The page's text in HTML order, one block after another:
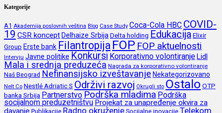
Kategorije
A1 Akademija poslovnih veština Blog Case Study Coca-Cola HBC COVID-
19 CSR konceptDelhaize Srbija Delta holding Edukacija Elixir
Group Erste bank Filantropija FOP FOP aktuelnosti
Intervju Javne politike Konkursi Korporativno volontiranjeLidl
Mala i srednja preduzeća Nagrada za korporativno volontiranje
Naš Beograd Nefinansijsko izveštavanje Nekategorizovano
Nelt Co Nestlé Adriatic S Održivi razvoj Okrugli sto Ostalo OTP
banka Srbija Partnerstvo Podrška mladima Podrška
socijalnom preduzetništvu Projekat za unapređenje okvira za
davanje Publikacije Radno okruženje Socijalne inovacije Telekom